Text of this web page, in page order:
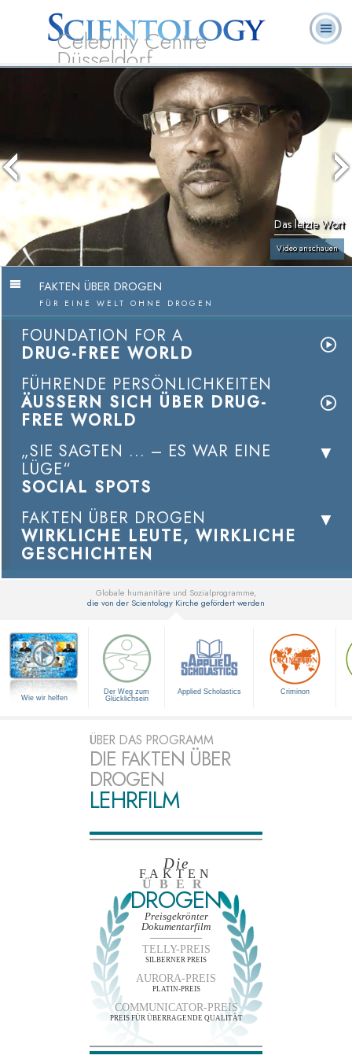
Celebrity Centre
Düsseldorf
Scientology?
Ehrenamtliche
Geistliche
Häufig gestellte
Das letzte Wort
Video anschauen
FAKTEN ÜBER DROGEN
FÜR EINE WELT OHNE DROGEN
FOUNDATION FOR A
DRUG-FREE WORLD
FÜHRENDE PERSÖNLICHKEITEN
ÄUSSERN SICH ÜBER DRUG-
FREE WORLD
„SIE SAGTEN ... – ES WAR EINE
LÜGE“
SOCIAL SPOTS
FAKTEN ÜBER DROGEN
WIRKLICHE LEUTE, WIRKLICHE
GESCHICHTEN
Globale humanitäre und Sozialprogramme,
die von der Scientology Kirche gefördert werden
Wie wir helfen
Der Weg zum
Glücklichsein
Applied Scholastics Criminon
ÜBER DAS PROGRAMM
DIE FAKTEN ÜBER
DROGEN
LEHRFILM
Die
FAKTEN
ÜBER
DROGEN
Preisgekrönter
Dokumentarfilm
TELLY-PREIS
SILBERNER PREIS
AURORA-PREIS
PLATIN-PREIS
COMMUNICATOR-PREIS
PREIS FÜR ÜBERRAGENDE QUALITÄT